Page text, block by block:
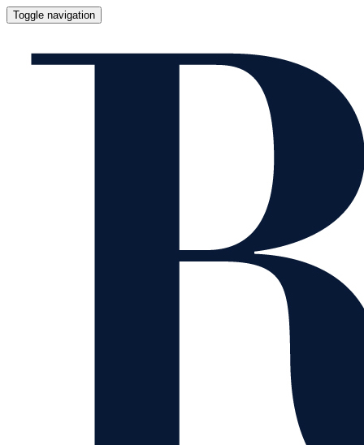
Toggle navigation